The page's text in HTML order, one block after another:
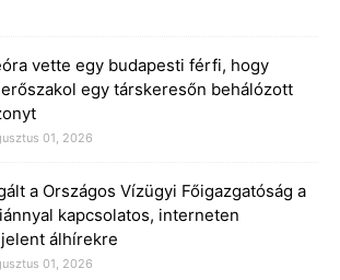
vette egy budapesti férfi, hogy
egy társkeresőn behálózott
01, 2026
a Országos Vízügyi Főigazgatóság a
kapcsolatos, interneten
álhírekre
01, 2026